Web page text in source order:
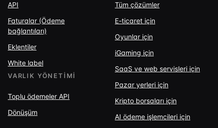
API
Faturalar (Ödeme
bağlantıları)
Eklentiler
White label
VARLIK YÖNETIMI
Toplu ödemeler API
Dönüşüm
Tüm çözümler
E-ticaret için
Oyunlar için
iGaming için
SaaS ve web servisleri için
Pazar yerleri için
Kripto borsaları için
AI ödeme işlemcileri için